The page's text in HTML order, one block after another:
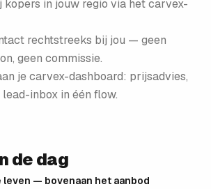
kopers in jouw regio via het carvex-
rechtstreeks bij jou — geen
geen commissie.
je carvex-dashboard: prijsadvies,
inbox in één flow.
de dag
leven — bovenaan het aanbod